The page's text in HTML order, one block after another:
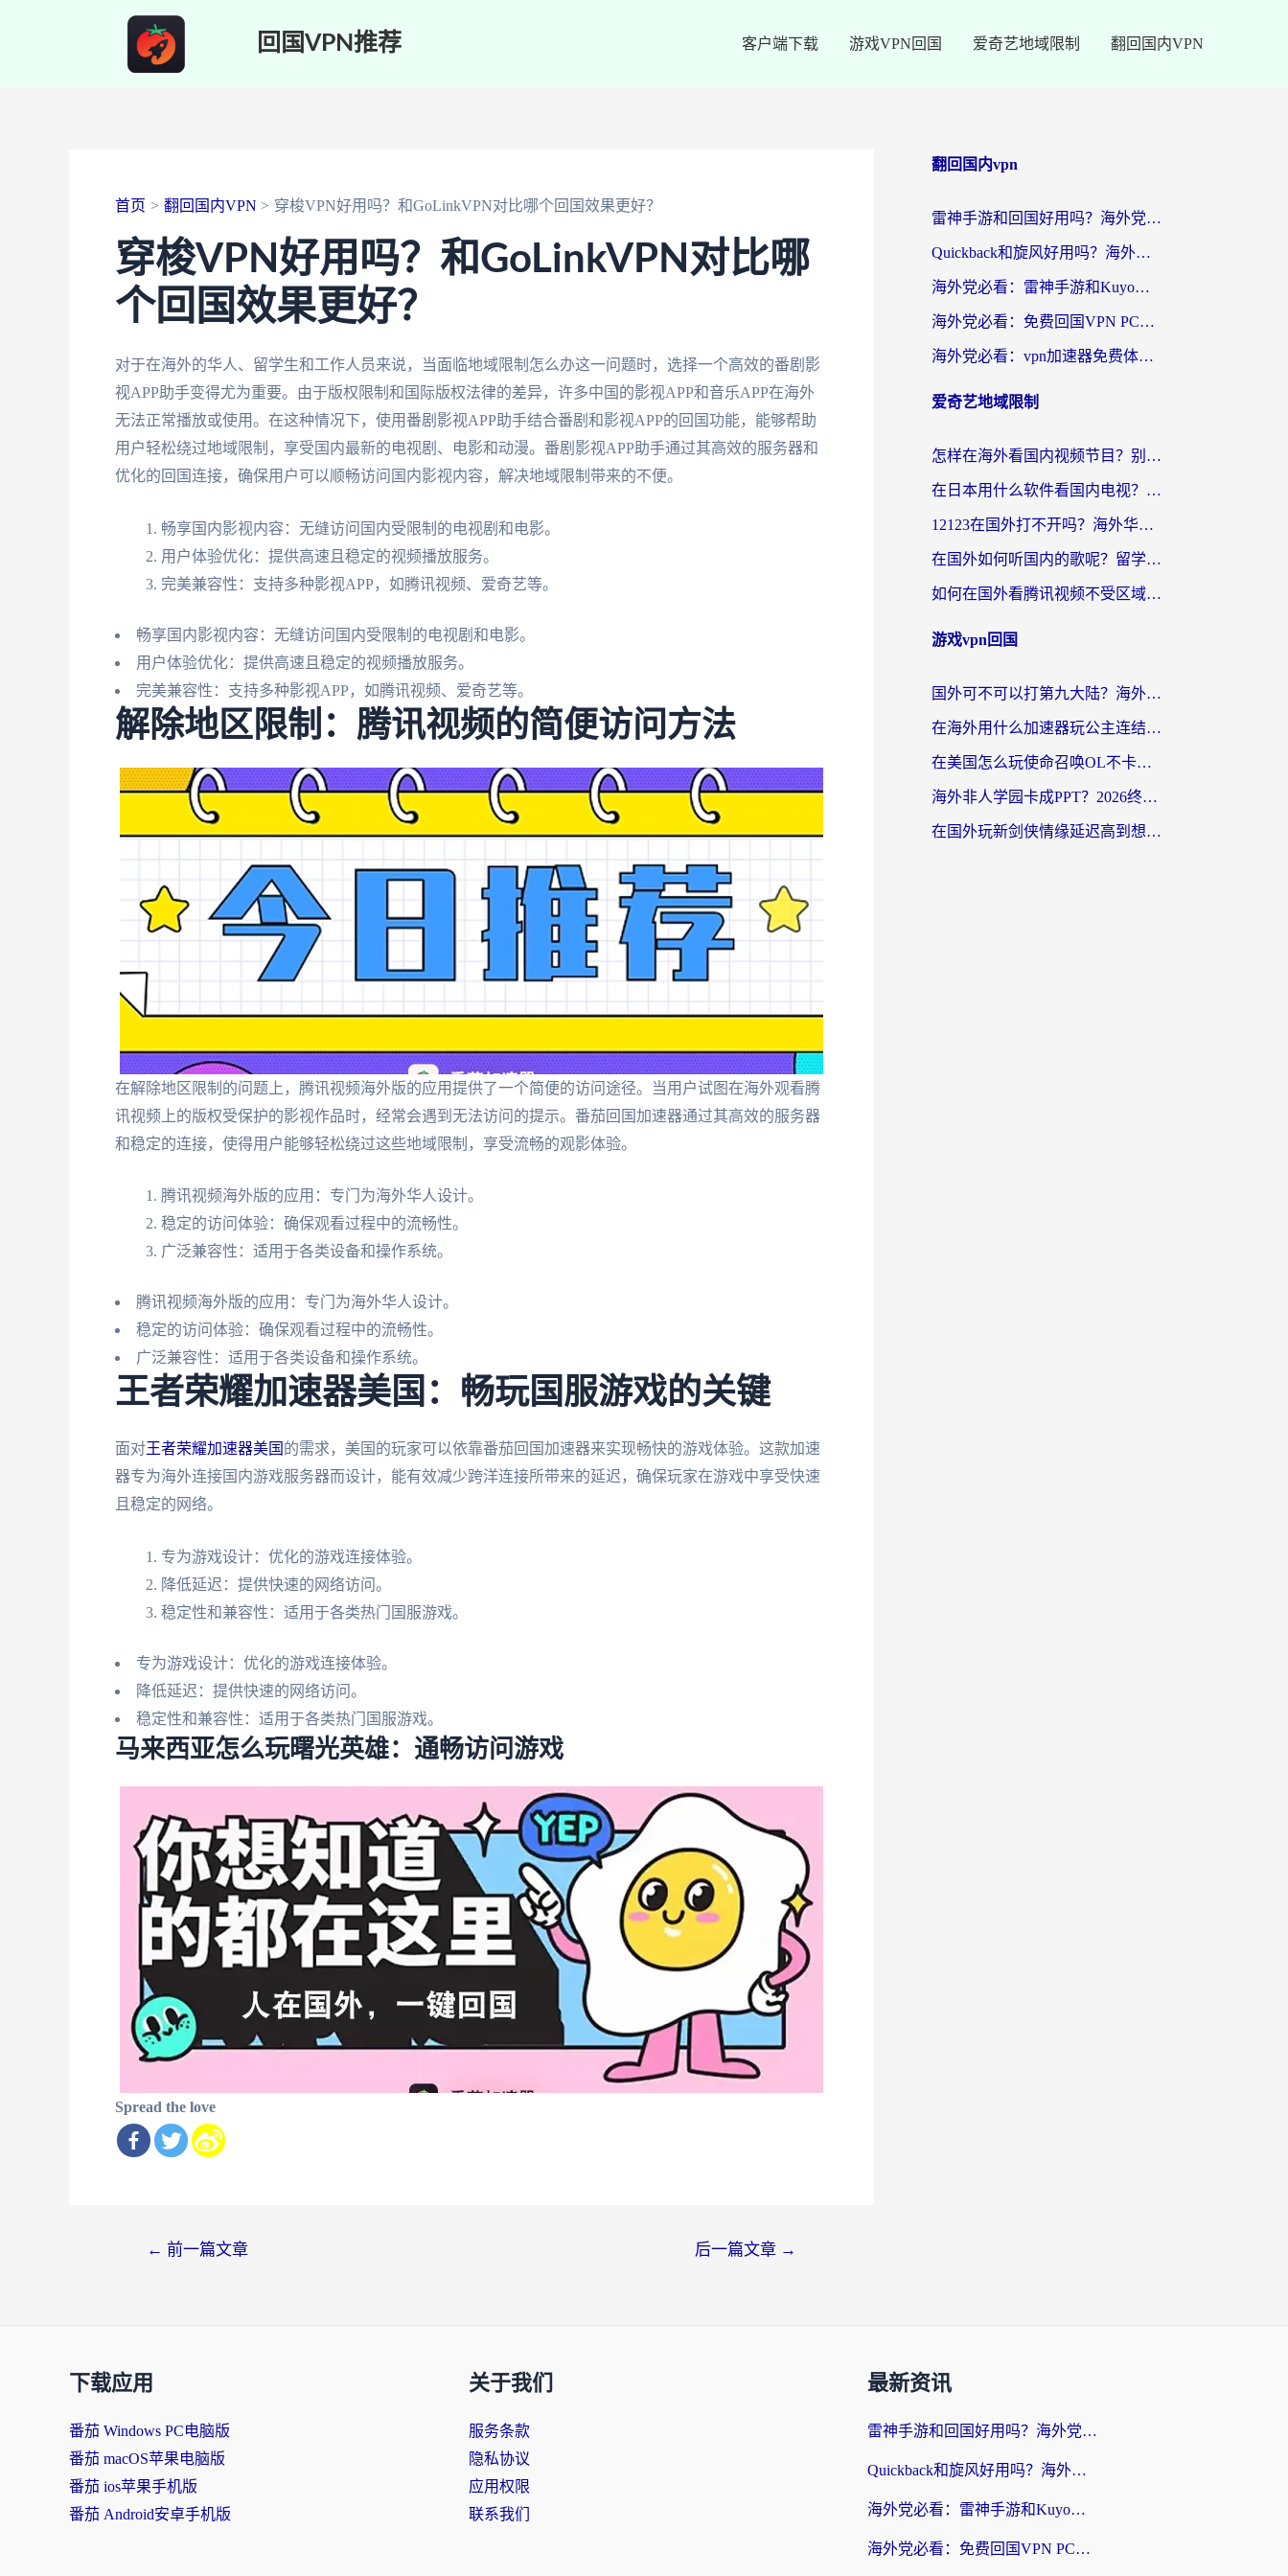
回国VPN推荐 客户端下载 游戏VPN回国 爱奇艺地域限制 翻回国内VPN
首页 翻回国内VPN 穿梭VPN好用吗？和GoLinkVPN对比哪个回国效果更好？
穿梭VPN好用吗？和GoLinkVPN对比哪
个回国效果更好？
对于在海外的华人、留学生和工作人员来说，当面临地域限制怎么办这一问题时，选择一个高效的番剧影
视APP助手变得尤为重要。由于版权限制和国际版权法律的差异，许多中国的影视APP和音乐APP在海外
无法正常播放或使用。在这种情况下，使用番剧影视APP助手结合番剧和影视APP的回国功能，能够帮助
用户轻松绕过地域限制，享受国内最新的电视剧、电影和动漫。番剧影视APP助手通过其高效的服务器和
优化的回国连接，确保用户可以顺畅访问国内影视内容，解决地域限制带来的不便。
畅享国内影视内容：无缝访问国内受限制的电视剧和电影。
用户体验优化：提供高速且稳定的视频播放服务。
完美兼容性：支持多种影视APP，如腾讯视频、爱奇艺等。
畅享国内影视内容：无缝访问国内受限制的电视剧和电影。
用户体验优化：提供高速且稳定的视频播放服务。
完美兼容性：支持多种影视APP，如腾讯视频、爱奇艺等。
解除地区限制：腾讯视频的简便访问方法
在解除地区限制的问题上，腾讯视频海外版的应用提供了一个简便的访问途径。当用户试图在海外观看腾
讯视频上的版权受保护的影视作品时，经常会遇到无法访问的提示。番茄回国加速器通过其高效的服务器
和稳定的连接，使得用户能够轻松绕过这些地域限制，享受流畅的观影体验。
腾讯视频海外版的应用：专门为海外华人设计。
稳定的访问体验：确保观看过程中的流畅性。
广泛兼容性：适用于各类设备和操作系统。
腾讯视频海外版的应用：专门为海外华人设计。
稳定的访问体验：确保观看过程中的流畅性。
广泛兼容性：适用于各类设备和操作系统。
王者荣耀加速器美国：畅玩国服游戏的关键
面对王者荣耀加速器美国 的需求，美国的玩家可以依靠番茄回国加速器来实现畅快的游戏体验。这款加速
器专为海外连接国内游戏服务器而设计，能有效减少跨洋连接所带来的延迟，确保玩家在游戏中享受快速
且稳定的网络。
专为游戏设计：优化的游戏连接体验。
降低延迟：提供快速的网络访问。
稳定性和兼容性：适用于各类热门国服游戏。
专为游戏设计：优化的游戏连接体验。
降低延迟：提供快速的网络访问。
稳定性和兼容性：适用于各类热门国服游戏。
马来西亚怎么玩曙光英雄：通畅访问游戏
Spread the love
← 前一篇文章 后一篇文章 →
翻回国内vpn
雷神手游和回国好用吗？海外党亲测：选对加速器才能无缝刷剧打游戏
Quickback和旋风好用吗？海外华人亲测：选对回国加速器才能无缝看央视5
海外党必看：雷神手游和Kuyo好用吗？3款回国加速器实测+避坑指南
海外党必看：免费回国VPN PC真的能用？附国内高速VPN选择全攻略
海外党必看：vpn加速器免费体验？选对回国加速器才能无缝刷国内剧玩国服
爱奇艺地域限制
怎样在海外看国内视频节目？别再踩坑！留学生和海外华人的专属解决方案
在日本用什么软件看国内电视？这篇攻略帮你告别地域限制
12123在国外打不开吗？海外华人亲测有效的回国加速方案
在国外如何听国内的歌呢？留学生亲测有效的回国加速方案
如何在国外看腾讯视频不受区域限制？留学生亲测有效的回国加速指南
游戏vpn回国
国外可不可以打第九大陆？海外玩家国服畅玩终极指南（附3大热门游戏解决妙招）
在海外用什么加速器玩公主连结：Re？老玩家亲测的稳定方案来了
在美国怎么玩使命召唤OL不卡？海外党亲测有效的国服游戏加速器指南
海外非人学园卡成PPT？2026终极加速器指南：从暗区突围到王国纪元，一篇搞定
在国外玩新剑侠情缘延迟高到想摔手机？海外玩家亲测有效的加速器选择指南
下载应用
番茄 Windows PC电脑版
番茄 macOS苹果电脑版
番茄 ios苹果手机版
番茄 Android安卓手机版
关于我们
服务条款
隐私协议
应用权限
联系我们
最新资讯
雷神手游和回国好用吗？海外党亲测：选对加速器才能无缝刷剧打游戏
Quickback和旋风好用吗？海外华人亲测：选对回国加速器才能无缝看央视5
海外党必看：雷神手游和Kuyo好用吗？3款回国加速器实测+避坑指南
海外党必看：免费回国VPN PC真的能用？附国内高速VPN选择全攻略